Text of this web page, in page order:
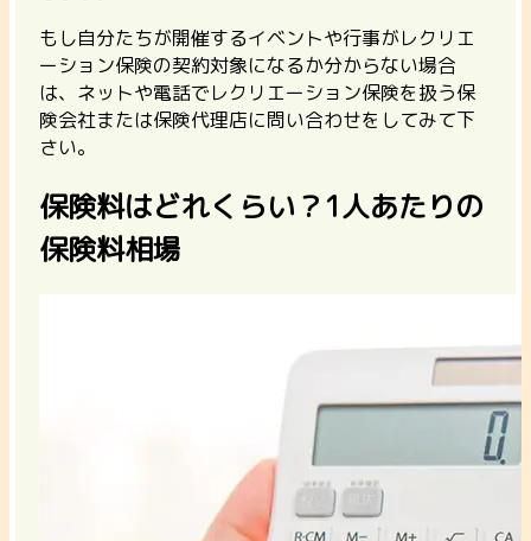
もし自分たちが開催するイベントや行事がレクリエ
ーション保険の契約対象になるか分からない場合
は、ネットや電話でレクリエーション保険を扱う保
険会社または保険代理店に問い合わせをしてみて下
さい。
保険料はどれくらい？1人あたりの
保険料相場